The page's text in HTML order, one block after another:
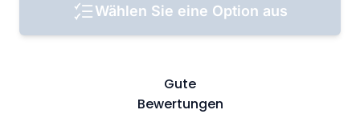
Wählen Sie eine Option aus
Gute
Bewertungen